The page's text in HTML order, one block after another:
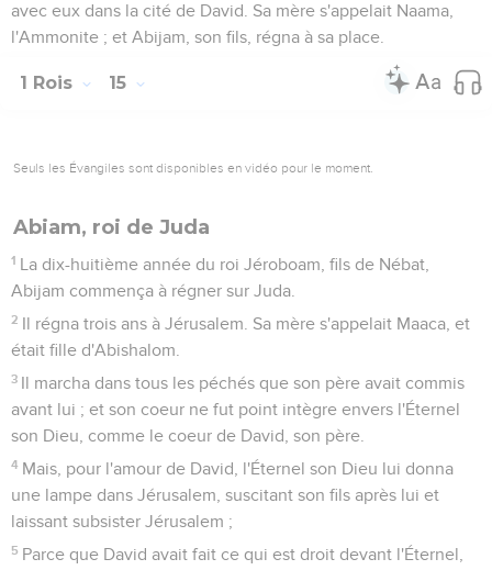
avec eux dans la cité de David. Sa mère s'appelait Naama,
l'Ammonite ; et Abijam, son fils, régna à sa place.
1 Rois 15
Seuls les Évangiles sont disponibles en vidéo pour le moment.
Abiam, roi de Juda
1 La dix-huitième année du roi Jéroboam, fils de Nébat,
Abijam commença à régner sur Juda.
2 Il régna trois ans à Jérusalem. Sa mère s'appelait Maaca, et
était fille d'Abishalom.
3 Il marcha dans tous les péchés que son père avait commis
avant lui ; et son coeur ne fut point intègre envers l'Éternel
son Dieu, comme le coeur de David, son père.
4 Mais, pour l'amour de David, l'Éternel son Dieu lui donna
une lampe dans Jérusalem, suscitant son fils après lui et
laissant subsister Jérusalem ;
5 Parce que David avait fait ce qui est droit devant l'Éternel,